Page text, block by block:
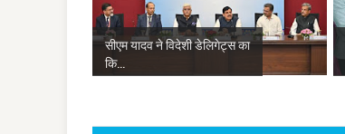
सीएम यादव ने विदेशी डेलिगेट्स का
कि...